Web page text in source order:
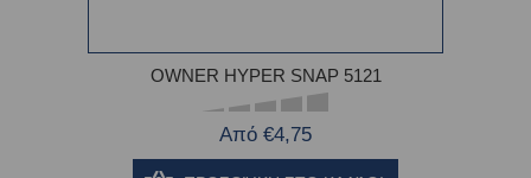
OWNER HYPER SNAP 5121
Από €4,75